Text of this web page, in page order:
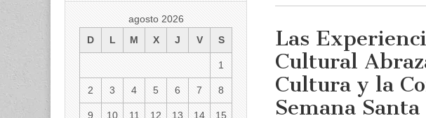
Las
Cultural
Cultura y la
Semana
agosto 2026
D
L M X J V S
1
2 3 4 5 6 7 8
9 10 11 12 13 14 15